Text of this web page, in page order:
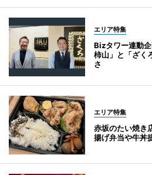
エリア特集
Bizタワー連動
柿山」と「ざく
さ
エリア特集
赤坂のたい焼き
揚げ弁当や牛丼